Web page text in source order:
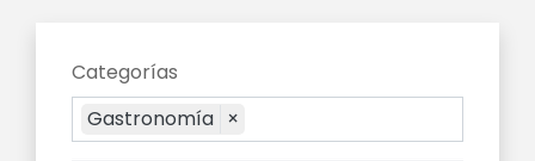
Categorías
Gastronomía ×